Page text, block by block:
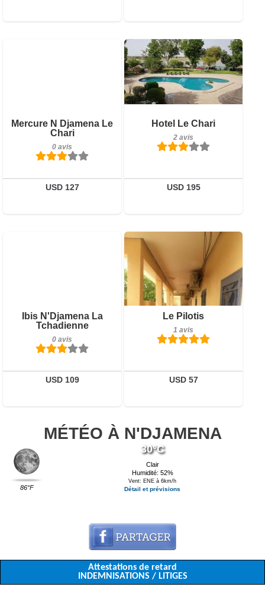
Mercure N Djamena Le
Chari
0 avis
USD 127
Hotel Le Chari
2 avis
USD 195
Petit-déjeuner inclus
2 avis
Réserver
Ibis N'Djamena La
Tchadienne
0 avis
USD 109
Le Pilotis
1 avis
USD 57
Détails
Réserver
MÉTÉO À N'DJAMENA
86°F
30°C
Clair
Humidité: 52%
Vent: ENE à 6km/h
Détail et prévisions
Attestations de retard
INDEMNISATIONS / LITIGES